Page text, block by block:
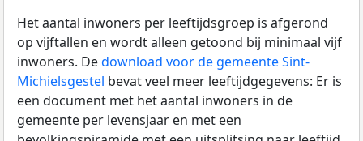
Het aantal inwoners per leeftijdsgroep is afgerond
op vijftallen en wordt alleen getoond bij minimaal vijf
inwoners. Dedownload voor de gemeente Sint-
Michielsgestel bevat veel meer leeftijdgegevens: Er is
een document met het aantal inwoners in de
gemeente per levensjaar en met een